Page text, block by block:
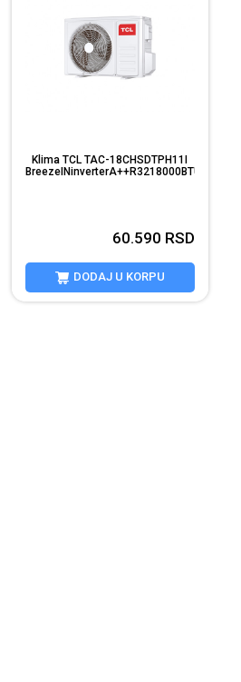
Klima TCL TAC-18CHSDTPH11I
60.590 RSD
DODAJ U KORPU